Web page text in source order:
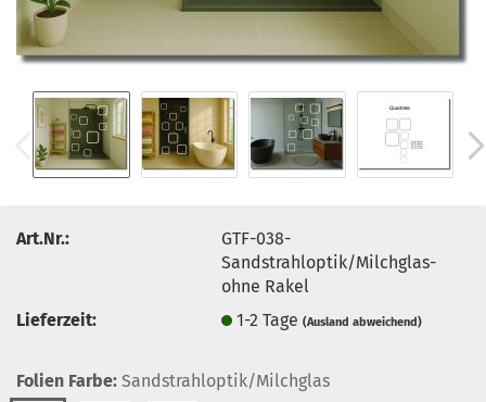
Art.Nr.:
GTF-038-
Sandstrahloptik/Milchglas-
ohne Rakel
Lieferzeit:
1-2 Tage(Ausland abweichend)
Folien Farbe: Sandstrahloptik/Milchglas